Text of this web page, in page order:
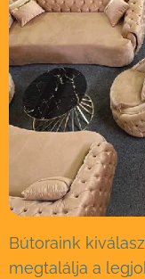
Bútoraink
megtalálja a